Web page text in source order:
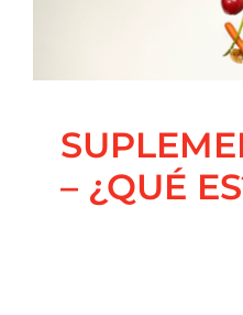
Coaching Nutricional
– ¿QUÉ